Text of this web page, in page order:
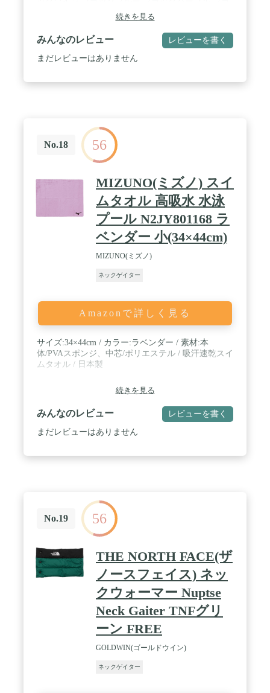
ックピンク,ブラックイエロー) ／ サイズ: フリー(男
女兼用,メンズ,レディース) / 活用シーンの一例: 登
山,キャンプ,グランピング,釣り,アウトドア全般,ゴ
ルフ,テニス,サッカー,ランニング,ジョギング,ウォ
ーキング,スキー,スノーボード,スポーツ全般,サバゲ
続きを見る
みんなのレビュー レビューを書く
まだレビューはありません
No.18 56
MIZUNO(ミズノ) スイ
ムタオル 高吸水 水泳
プール N2JY801168 ラ
ベンダー 小(34×44cm)
MIZUNO(ミズノ)
ネックゲイター
Amazonで詳しく見る
サイズ:34×44cm / カラー:ラベンダー / 素材:本
体/PVAスポンジ、中芯/ポリエステル / 吸汗速乾スイ
ムタオル / 日本製
続きを見る
みんなのレビュー レビューを書く
まだレビューはありません
No.19 56
THE NORTH FACE(ザ
ノースフェイス) ネッ
クウォーマー Nuptse
Neck Gaiter TNFグリ
ーン FREE
GOLDWIN(ゴールドウイン)
ネックゲイター